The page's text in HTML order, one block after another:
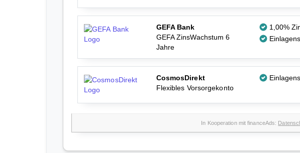
GEFA Bank
GEFA ZinsWachstum 6
Jahre
1,00%
CosmosDirekt
Flexibles Vorsorgekonto
In Kooperation mit financeAds: